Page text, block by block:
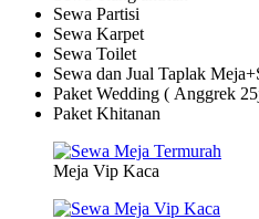
Sewa Partisi
Sewa Karpet
Sewa Toilet
Sewa dan Jual Taplak
Paket Wedding ( Anggrek
Paket Khitanan
Meja Vip Kaca